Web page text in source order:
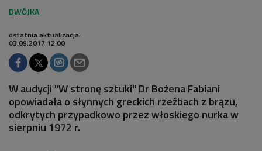
ostatnia aktualizacja:
03.09.2017 12:00
W audycji "W stronę sztuki" Dr Bożena Fabiani
opowiadała o słynnych greckich rzeźbach z brązu,
odkrytych przypadkowo przez włoskiego nurka w
sierpniu 1972 r.